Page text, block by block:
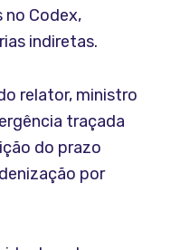
no Codex,
indiretas.
relator, ministro
traçada
do prazo
por